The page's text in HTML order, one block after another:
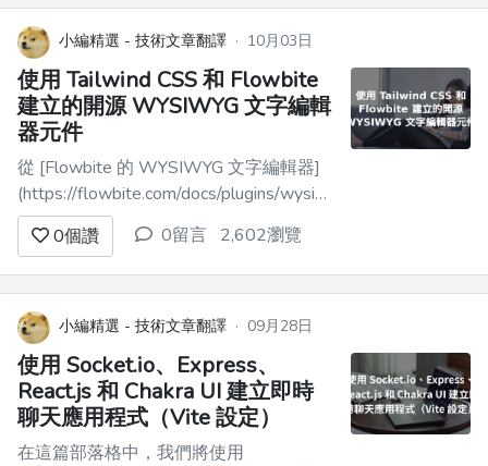
職位中獲取求職清單，以及使用
**Material-UI (MUI)** ...
小編精選 - 技術文章翻譯 · 10月03日
使用 Tailwind CSS 和 Flowbite
建立的開源 WYSIWYG 文字編輯
器元件
從 [Flowbite 的 WYSIWYG 文字編輯器]
(https://flowbite.com/docs/plugins/wysiwyg/)
是基於 Tip Tap 函式庫的開源專案，採用
MIT 授權，允許您輕鬆編輯具有排版樣
式、連結、圖片、影片等的複雜文字數
據。 Flowbite 提供...
0個讚 0留言 2,602瀏覽
小編精選 - 技術文章翻譯 · 09月28日
使用 Socket.io、Express、
React.js 和 Chakra UI 建立即時
聊天應用程式（Vite 設定）
在這篇部落格中，我們將使用